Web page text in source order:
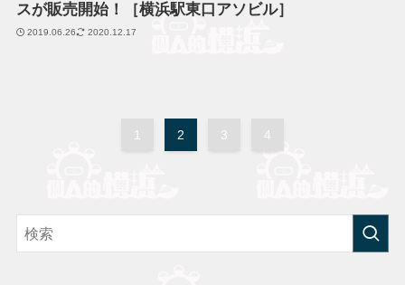
スが販売開始！［横浜駅東口アソビル］
2019.06.26 2020.12.17
1 2 3 4